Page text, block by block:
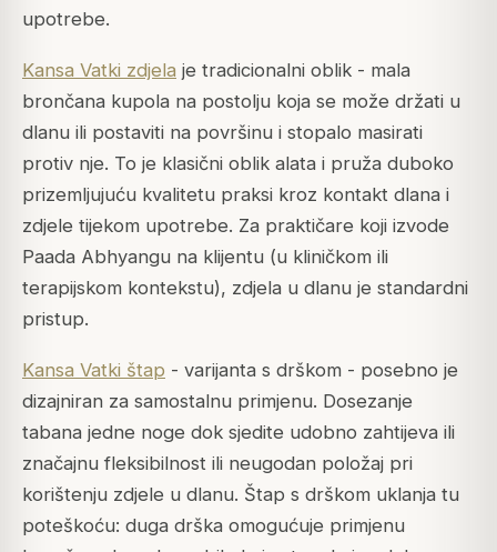
upotrebe.
Kansa Vatki zdjela je tradicionalni oblik - mala
brončana kupola na postolju koja se može držati u
dlanu ili postaviti na površinu i stopalo masirati
protiv nje. To je klasični oblik alata i pruža duboko
prizemljujuću kvalitetu praksi kroz kontakt dlana i
zdjele tijekom upotrebe. Za praktičare koji izvode
Paada Abhyangu na klijentu (u kliničkom ili
terapijskom kontekstu), zdjela u dlanu je standardni
pristup.
Kansa Vatki štap - varijanta s drškom - posebno je
dizajniran za samostalnu primjenu. Dosezanje
tabana jedne noge dok sjedite udobno zahtijeva ili
značajnu fleksibilnost ili neugodan položaj pri
korištenju zdjele u dlanu. Štap s drškom uklanja tu
poteškoću: duga drška omogućuje primjenu